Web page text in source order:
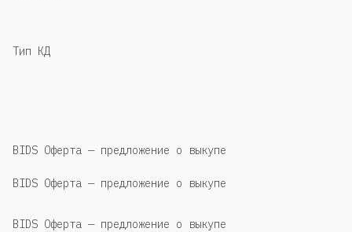
Тип КД
BIDS Оферта — предложение о выкупе
BIDS Оферта — предложение о выкупе
BIDS Оферта — предложение о выкупе